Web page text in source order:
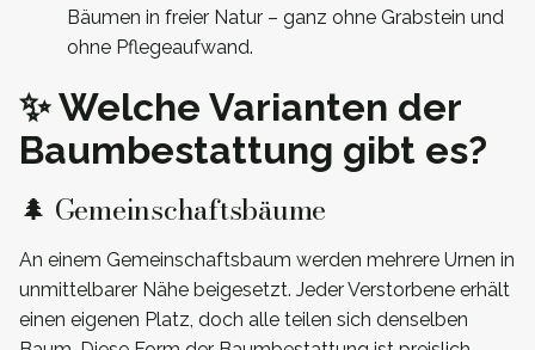
Bäumen in freier Natur – ganz ohne Grabstein und
ohne Pflegeaufwand.
✨ Welche Varianten der
Baumbestattung gibt es?
🌲 Gemeinschaftsbäume
An einem Gemeinschaftsbaum werden mehrere Urnen in
unmittelbarer Nähe beigesetzt. Jeder Verstorbene erhält
einen eigenen Platz, doch alle teilen sich denselben